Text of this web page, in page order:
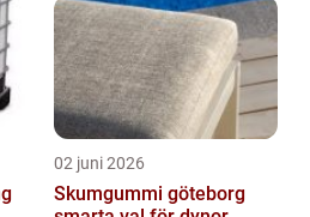
02 juni 2026
Skumgummi göteborg